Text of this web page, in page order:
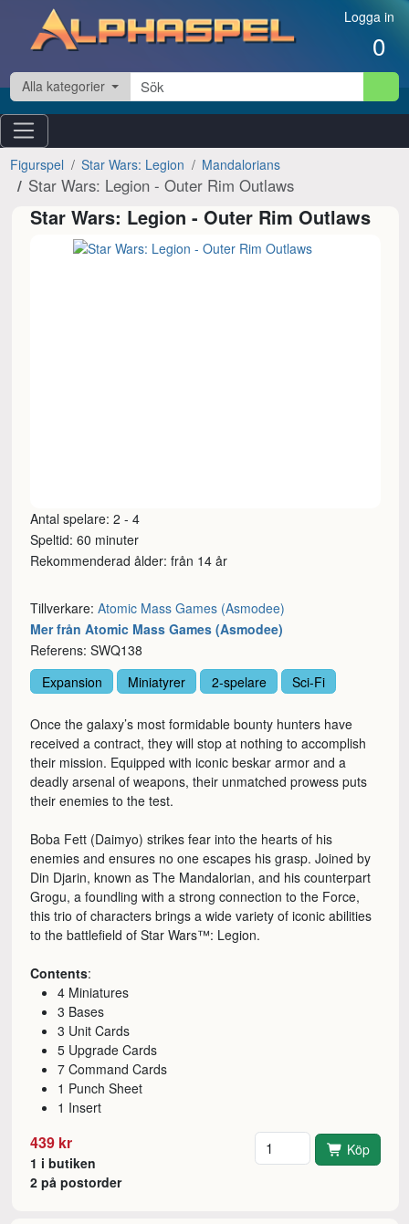
Hoppa till innehåll Logga in
0
Alla kategorier
Figurspel Star Wars: Legion Mandalorians
Star Wars: Legion - Outer Rim Outlaws
Star Wars: Legion - Outer Rim Outlaws
Antal spelare: 2 - 4
Speltid: 60 minuter
Rekommenderad ålder: från 14 år
Tillverkare:Atomic Mass Games (Asmodee)
Mer från Atomic Mass Games (Asmodee)
Referens: SWQ138
Expansion
Miniatyrer 2-spelare Sci-Fi
Once the galaxy’s most formidable bounty hunters have
received a contract, they will stop at nothing to accomplish
their mission. Equipped with iconic beskar armor and a
deadly arsenal of weapons, their unmatched prowess puts
their enemies to the test.
Boba Fett (Daimyo) strikes fear into the hearts of his
enemies and ensures no one escapes his grasp. Joined by
Din Djarin, known as The Mandalorian, and his counterpart
Grogu, a foundling with a strong connection to the Force,
this trio of characters brings a wide variety of iconic abilities
to the battlefield of Star Wars™: Legion.
Contents:
4 Miniatures
3 Bases
3 Unit Cards
5 Upgrade Cards
7 Command Cards
1 Punch Sheet
1 Insert
439 kr
1 i butiken
2 på postorder
Antal Köp